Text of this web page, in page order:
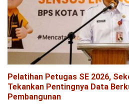
Pelatihan Petugas SE 2026,
Tekankan Pentingnya Data
Pembangunan